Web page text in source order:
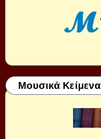
Μουσικά Κείμενα